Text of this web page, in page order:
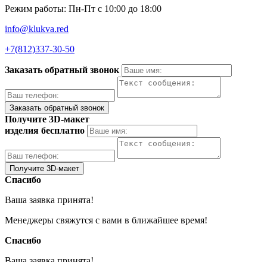
Режим работы: Пн-Пт с 10:00 до 18:00
info@klukva.red
+7(812)337‑30-50
Заказать обратный звонок
Получите 3D-макет
изделия бесплатно
Спасибо
Ваша заявка принята!
Менеджеры свяжутся с вами в ближайшее время!
Спасибо